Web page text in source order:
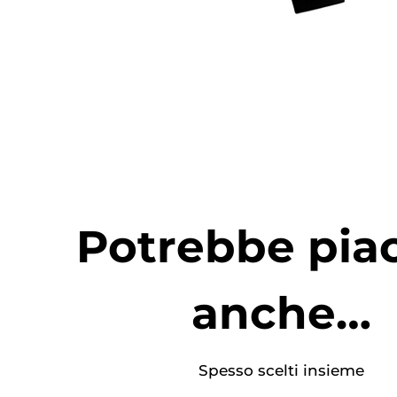
Potrebbe
anche…
Spesso scelti insieme